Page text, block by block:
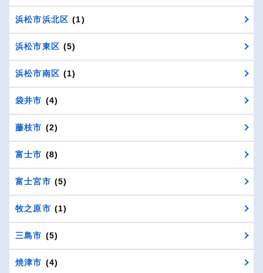
浜松市浜北区 (1)
浜松市東区 (5)
浜松市南区 (1)
袋井市 (4)
藤枝市 (2)
富士市 (8)
富士宮市 (5)
牧之原市 (1)
三島市 (5)
焼津市 (4)